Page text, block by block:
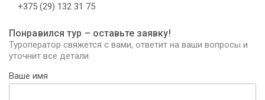
+375 (29) 132 31 75
Понравился тур – оставьте заявку!
Туроператор свяжется с вами, ответит на ваши вопросы и
уточнит все детали.
Ваше имя